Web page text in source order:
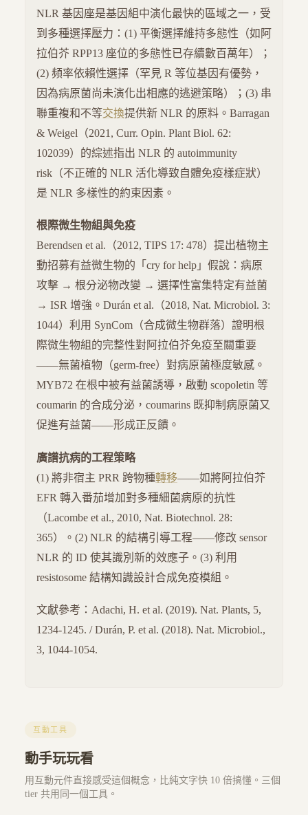
NLR 基因座是基因組中演化最快的區域之一，受
到多種選擇壓力：(1) 平衡選擇維持多態性（如阿
拉伯芥 RPP13 座位的多態性已存續數百萬年）；
(2) 頻率依賴性選擇（罕見 R 等位基因有優勢，
因為病原菌尚未演化出相應的逃避策略）；(3) 串
聯重複和不等交換提供新 NLR 的原料。Barragan
& Weigel（2021, Curr. Opin. Plant Biol. 62:
102039）的綜述指出 NLR 的 autoimmunity
risk（不正確的 NLR 活化導致自體免疫樣症狀）
是 NLR 多樣性的約束因素。
根際微生物組與免疫
Berendsen et al.（2012, TIPS 17: 478）提出植物主
動招募有益微生物的「cry for help」假說：病原
攻擊 → 根分泌物改變 → 選擇性富集特定有益菌
→ ISR 增強。Durán et al.（2018, Nat. Microbiol. 3:
1044）利用 SynCom（合成微生物群落）證明根
際微生物組的完整性對阿拉伯芥免疫至關重要
——無菌植物（germ-free）對病原菌極度敏感。
MYB72 在根中被有益菌誘導，啟動 scopoletin 等
coumarin 的合成分泌，coumarins 既抑制病原菌又
促進有益菌——形成正反饋。
廣譜抗病的工程策略
(1) 將非宿主 PRR 跨物種轉移——如將阿拉伯芥
EFR 轉入番茄增加對多種細菌病原的抗性
（Lacombe et al., 2010, Nat. Biotechnol. 28:
365）。(2) NLR 的結構引導工程——修改 sensor
NLR 的 ID 使其識別新的效應子。(3) 利用
resistosome 結構知識設計合成免疫模組。
文獻參考：Adachi, H. et al. (2019). Nat. Plants, 5,
1234-1245. / Durán, P. et al. (2018). Nat. Microbiol.,
3, 1044-1054.
互動工具
動手玩玩看
用互動元件直接感受這個概念，比純文字快 10 倍搞懂。三個
tier 共用同一個工具。